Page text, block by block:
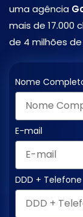
uma agência
mais de 17.000
de 4 milhões
Nome
E-mail
DDD + Telefone